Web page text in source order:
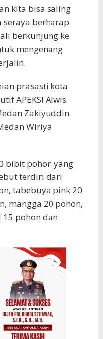
kita bisa saling
seraya berharap
berkunjung ke
mengenang
prasasti kota
APEKSI Alwis
Zakiyuddin
Wiriya
bibit pohon yang
terdiri dari
tabebuya pink 20
mangga 20 pohon,
pohon dan